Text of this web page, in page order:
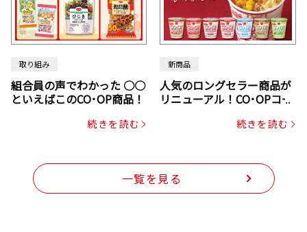
取り組み
組合員の声でわかった ○○
といえばこのCO･OP商品！
続きを読む
新商品
人気のロングセラー商品が
リニューアル！CO･OPコー
続きを読む
一覧を見る